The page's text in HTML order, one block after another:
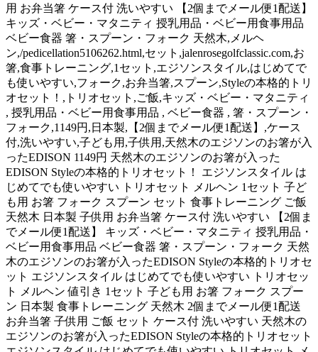
用 お弁当箸 ケース付 洗いやすい 【2個までメール便1配送】
キッズ・ベビー・マタニティ 授乳用品・ベビー用食事用品
ベビー食器 箸・スプーン・フォーク 天然木,メルヘ
ン,/pedicellation5106262.html,セット,jalenrosegolfclassic.com,お
箸,食事トレーニング,1セット,エジソンスタイル,はじめてで
も使いやすい,フォーク,お弁当箸,スプーン,Styleの本格的トリ
オセット！,トリオセット,ご飯,キッズ・ベビー・マタニティ
, 授乳用品・ベビー用食事用品 , ベビー食器 , 箸・スプーン・
フォーク,1149円,日本製,【2個までメール便1配送】,ケース
付,洗いやすい,子ども用,子供用,天然木のエジソンのお箸が入
ったEDISON 1149円 天然木のエジソンのお箸が入った
EDISON Styleの本格的トリオセット！ エジソンスタイル は
じめてでも使いやすい トリオセット メルヘン 1セット 子ど
も用 お箸 フォーク スプーン セット 食事トレーニング ご飯
天然木 日本製 子供用 お弁当箸 ケース付 洗いやすい 【2個ま
でメール便1配送】 キッズ・ベビー・マタニティ 授乳用品・
ベビー用食事用品 ベビー食器 箸・スプーン・フォーク 天然
木のエジソンのお箸が入ったEDISON Styleの本格的トリオセ
ット エジソンスタイル はじめてでも使いやすい トリオセッ
ト メルヘン 値引き 1セット 子ども用 お箸 フォーク スプー
ン 日本製 食事トレーニング 天然木 2個までメール便1配送
お弁当箸 子供用 ご飯 セット ケース付 洗いやすい 天然木の
エジソンのお箸が入ったEDISON Styleの本格的トリオセット